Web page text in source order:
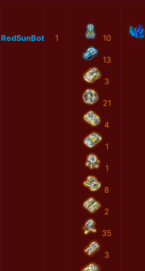
RedSunBot 1 10
13
3
21
4
1
1
8
2
35
3